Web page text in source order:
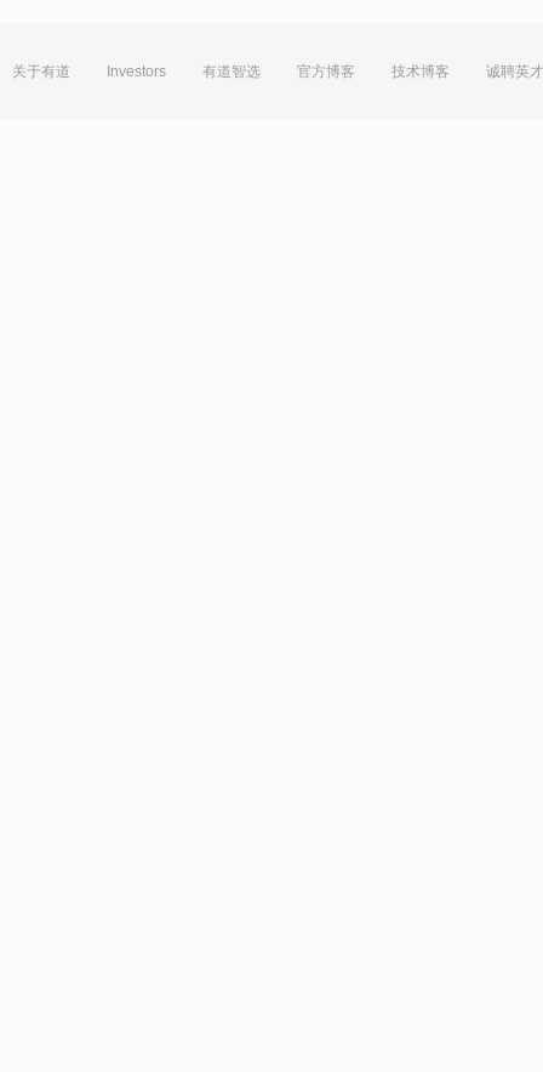
关于有道 Investors 有道智选 官方博客 技术博客 诚聘英才